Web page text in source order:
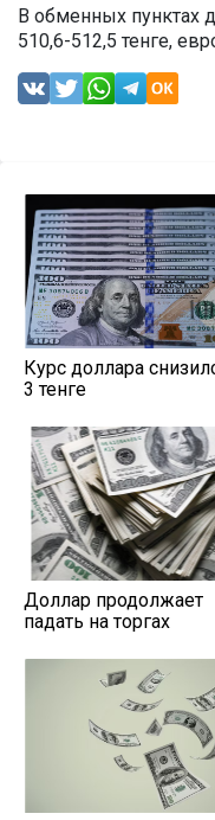
В обменных пунктах
510,6-512,5 тенге,
Курс доллара
3 тенге
Доллар продолжает
падать на торгах